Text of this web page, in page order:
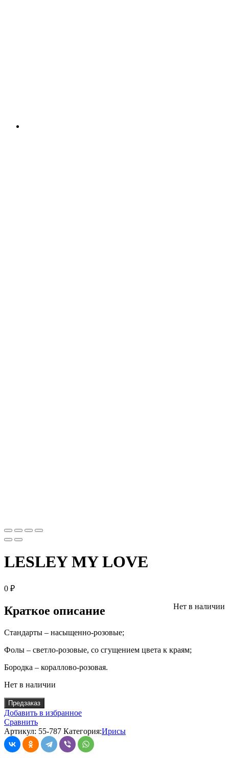
LESLEY MY LOVE
0 ₽
Нет в наличии
Краткое описание
Стандарты – насыщенно-розовые;
Фолы – светло-розовые, со сгущением цвета к краям;
Бородка – кораллово-розовая.
Нет в наличии
Предзаказ
Добавить в избранное
Сравнить
Артикул: 55-787 Категория:Ирисы